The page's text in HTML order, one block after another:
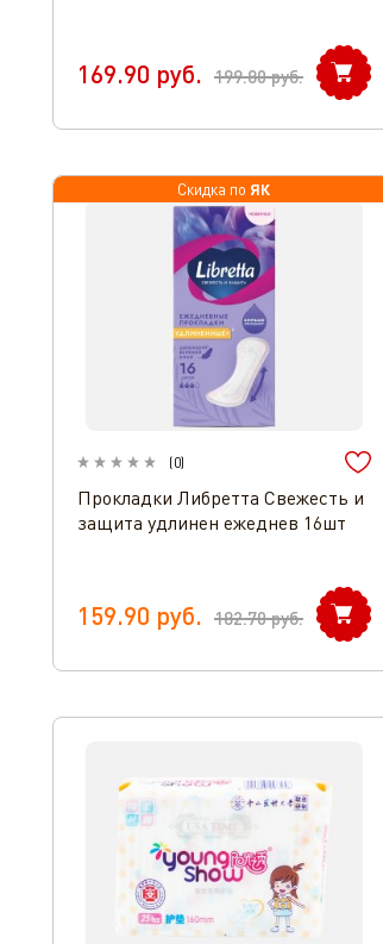
169.90 руб. 199.80руб.
Скидка по ЯК
(0)
Прокладки Либретта Свежесть и
защита удлинен ежеднев 16шт
159.90 руб. 182.70руб.